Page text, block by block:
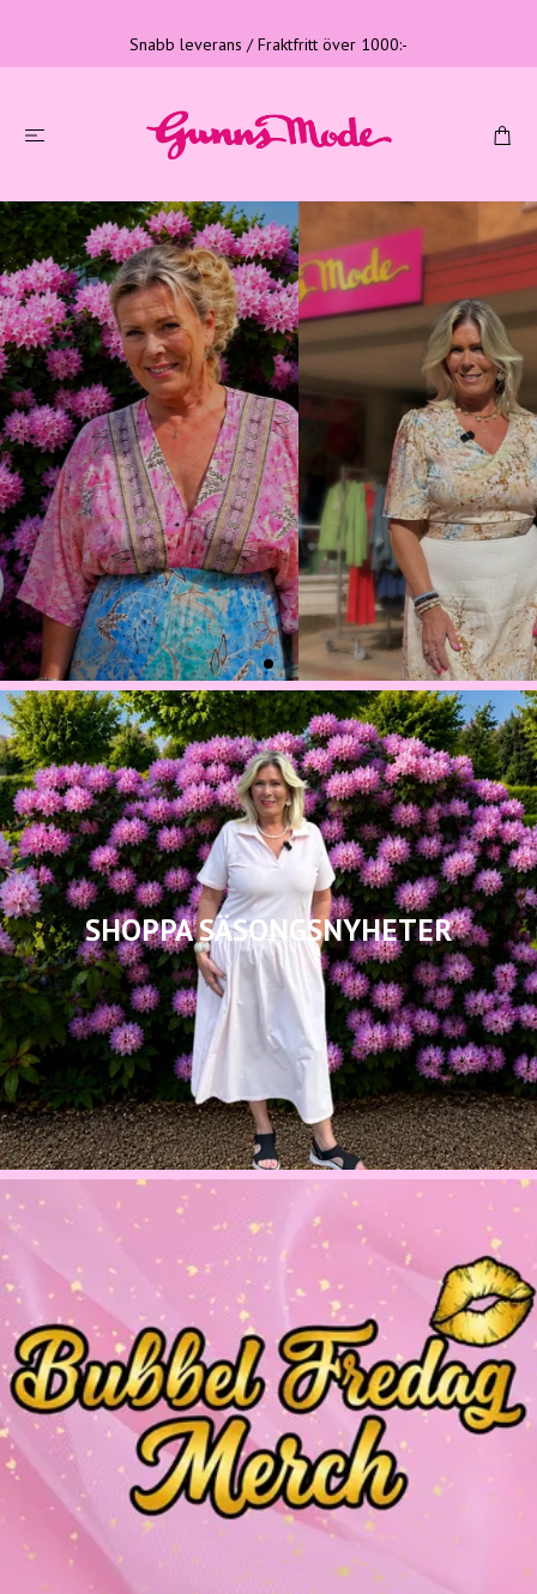
Snabb leverans / Fraktfritt över 1000:-
Tre generationer
Familjeföretag med lång erfarenhet
LÄS MER
SHOPPA SÄSONGSNYHETER